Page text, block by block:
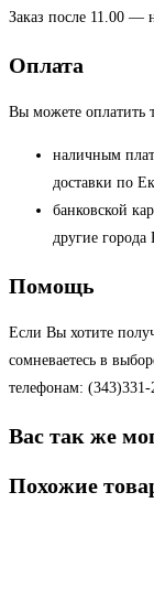
Заказ после 11.00 —
Оплата
Вы можете оплатить
наличным
доставки по
банковской
другие города
Помощь
Если Вы хотите
сомневаетесь в
телефонам:
Вас так же
Похожие